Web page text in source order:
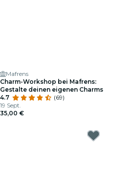
Mafrens
Charm-Workshop bei Mafrens:
Gestalte deinen eigenen Charms
4.7
(69)
19 Sept.
35,00 €